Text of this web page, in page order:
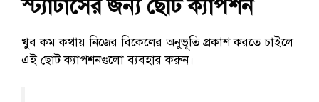
স্ট্যাটাসের জন্য ছোট ক্যাপশন
খুব কম কথায় নিজের বিকেলের অনুভূতি প্রকাশ করতে চাইলে
এই ছোট ক্যাপশনগুলো ব্যবহার করুন।